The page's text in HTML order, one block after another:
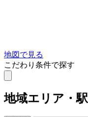
地図で見る
こだわり条件で探す
地域エリア・駅